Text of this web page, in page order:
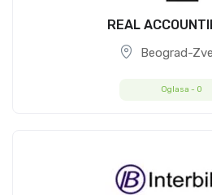
REAL
Beograd-
Oglasa - 0